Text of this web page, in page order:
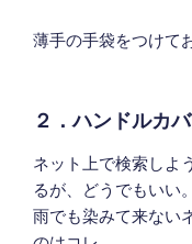
薄手の手袋をつけて
２．ハンドルカ
ネット上で検索しよ
るが、どうでもいい。
雨でも染みて来ない